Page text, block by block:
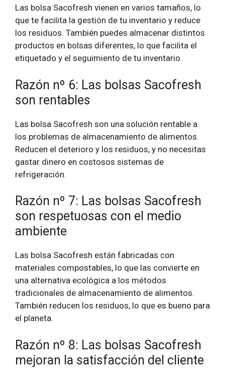
Las bolsa Sacofresh vienen en varios tamaños, lo
que te facilita la gestión de tu inventario y reduce
los residuos. También puedes almacenar distintos
productos en bolsas diferentes, lo que facilita el
etiquetado y el seguimiento de tu inventario.
Razón nº 6: Las bolsas Sacofresh
son rentables
Las bolsa Sacofresh son una solución rentable a
los problemas de almacenamiento de alimentos.
Reducen el deterioro y los residuos, y no necesitas
gastar dinero en costosos sistemas de
refrigeración.
Razón nº 7: Las bolsas Sacofresh
son respetuosas con el medio
ambiente
Las bolsa Sacofresh están fabricadas con
materiales compostables, lo que las convierte en
una alternativa ecológica a los métodos
tradicionales de almacenamiento de alimentos.
También reducen los residuos, lo que es bueno para
el planeta.
Razón nº 8: Las bolsas Sacofresh
mejoran la satisfacción del cliente